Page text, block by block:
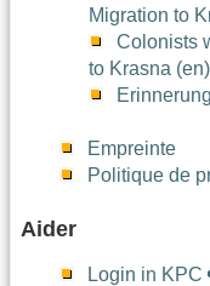
Migration to
Colonists
to Krasna (en)
Empreinte
Politique de
Aider
Login in KPC